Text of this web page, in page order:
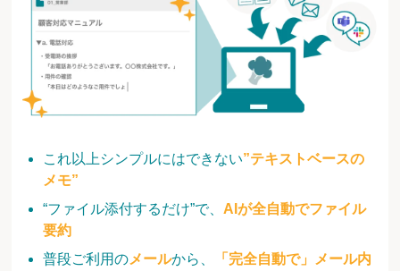
これ以上シンプルにはできない”テキストベースの
メモ”
“ファイル添付するだけ”で、 AIが全自動でファイル
要約
普段ご利用のメールから、
「完全自動で」メール内